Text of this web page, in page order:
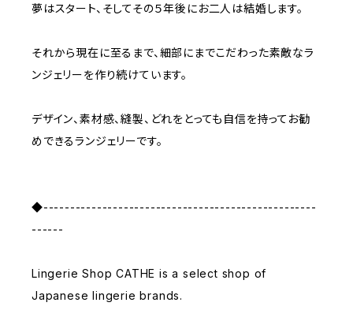
夢はスタート、そしてその５年後にお二人は結婚します。
それから現在に至るまで、細部にまでこだわった素敵なラ
ンジェリーを作り続けています。
デザイン、素材感、縫製、どれをとっても自信を持ってお勧
めできるランジェリーです。
◆---------------------------------------------------
------
Lingerie Shop CATHE is a select shop of
Japanese lingerie brands.